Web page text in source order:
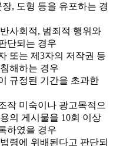
, 도형 등을 유포하는 경
사회적, 범죄적 행위와
단되는 경우
또는 제3자의 저작권 등
해하는 경우
규정된 기간을 초과한
작 미숙이나 광고목적으
의 게시물을 10회 이상
하였을 경우
령에 위배된다고 판단되